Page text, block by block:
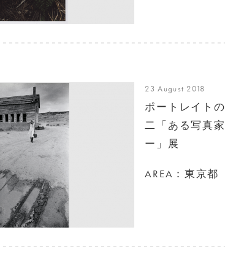
23 August 2018
ポートレイト
二「ある写真
ー」展
AREA：東京都